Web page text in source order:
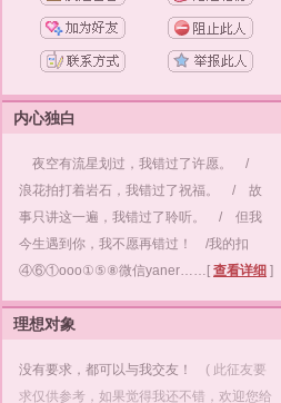
内心独白
夜空有流星划过，我错过了许愿。 /
浪花拍打着岩石，我错过了祝福。 / 故
事只讲这一遍，我错过了聆听。 / 但我
今生遇到你，我不愿再错过！ /我的扣
④⑥①ooo①⑤⑧微信yaner……[ 查看详细 ]
理想对象
没有要求，都可以与我交友！ ( 此征友要
求仅供参考，如果觉得我还不错，欢迎您给